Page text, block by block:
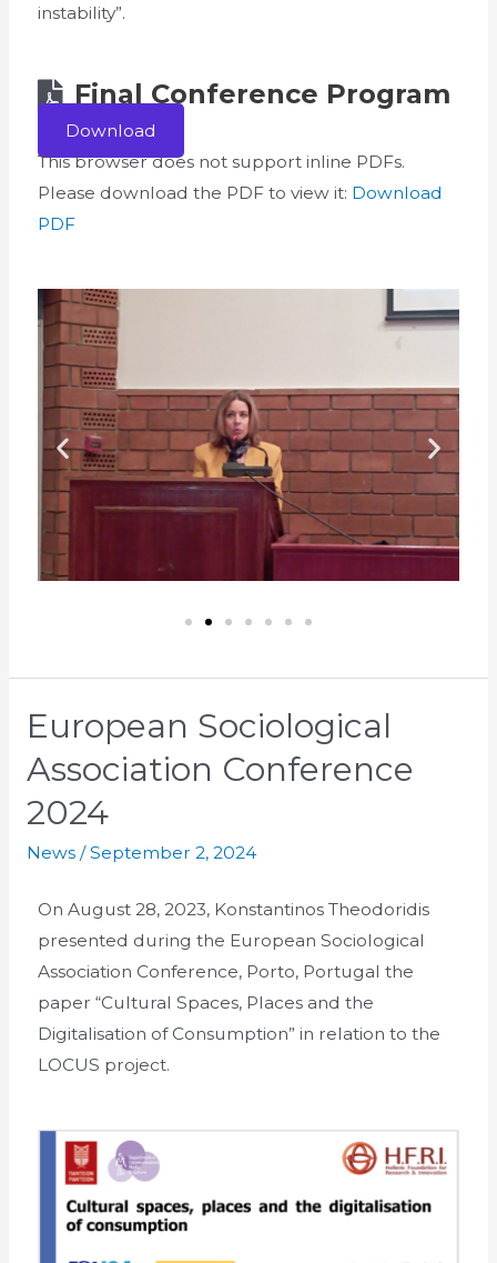
instability”.
Final Conference Program
Download
This browser does not support inline PDFs.
Please download the PDF to view it: Download
PDF
European Sociological
Association Conference
2024
News/September 2, 2024
On August 28, 2023, Konstantinos Theodoridis
presented during the European Sociological
Association Conference, Porto, Portugal the
paper “Cultural Spaces, Places and the
Digitalisation of Consumption” in relation to the
LOCUS project.